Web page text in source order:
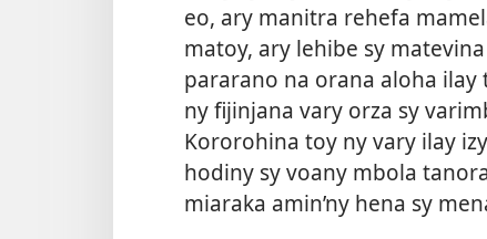
eo, ary manitra rehefa
matoy, ary lehibe sy
pararano na orana aloha
ny fijinjana vary orza sy
Kororohina toy ny vary ilay
hodiny sy voany mbola
miaraka amin’ny hena sy